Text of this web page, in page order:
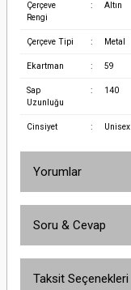
Çerçeve
Rengi
: Altın
Çerçeve Tipi : Metal
Ekartman : 59
Sap
Uzunluğu
: 140
Cinsiyet : Unisex
Yorumlar
Soru & Cevap
Taksit Seçenekleri